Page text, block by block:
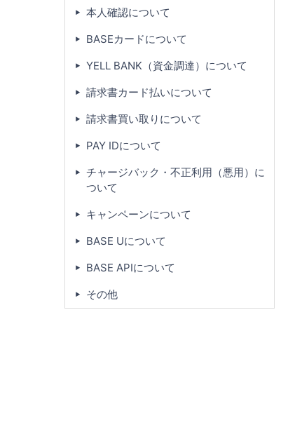
本人確認について
BASEカードについて
YELL BANK（資金調達）について
請求書カード払いについて
請求書買い取りについて
PAY IDについて
チャージバック・不正利用（悪用）に
ついて
キャンペーンについて
BASE Uについて
BASE APIについて
その他